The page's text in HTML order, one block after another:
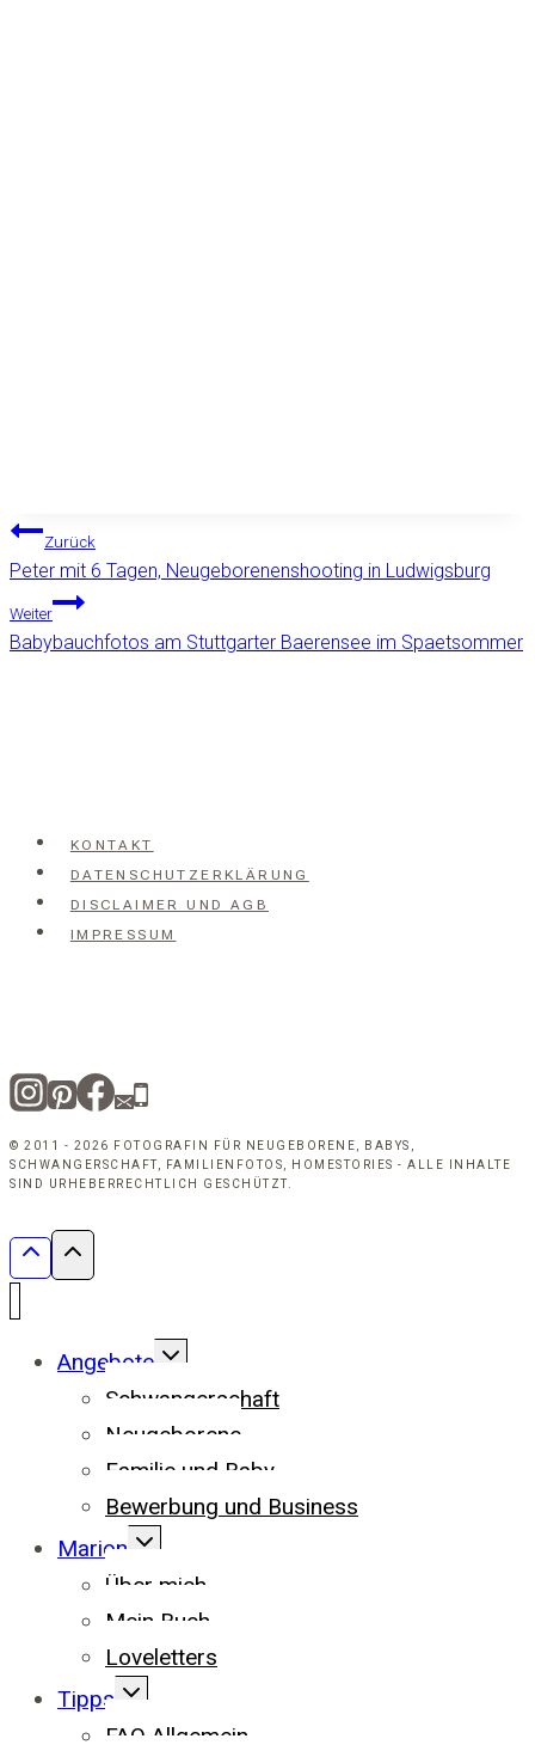
Beitragsnavigation
Zurück
Peter mit 6 Tagen, Neugeborenenshooting in Ludwigsburg
Weiter
Babybauchfotos am Stuttgarter Baerensee im Spaetsommer
KONTAKT
DATENSCHUTZERKLÄRUNG
DISCLAIMER UND AGB
IMPRESSUM
© 2011 - 2026 FOTOGRAFIN FÜR NEUGEBORENE, BABYS,
SCHWANGERSCHAFT, FAMILIENFOTOS, HOMESTORIES - ALLE INHALTE
SIND URHEBERRECHTLICH GESCHÜTZT.
Angebote UNTERMENÜ
UMSCHALTEN
Schwangerschaft
Neugeborene
Familie und Baby
Bewerbung und Business
Marion UNTERMENÜ
UMSCHALTEN
Über mich
Mein Buch
Loveletters
Tipps UNTERMENÜ
UMSCHALTEN
FAQ Allgemein